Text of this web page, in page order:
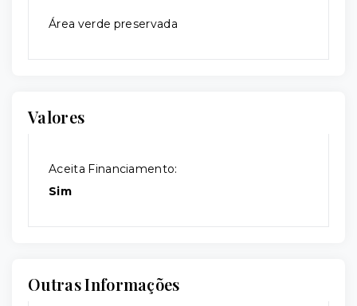
Área verde preservada
Valores
Aceita Financiamento:
Sim
Outras Informações